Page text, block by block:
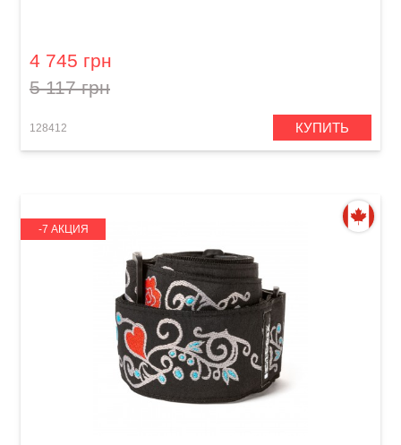
4 745 грн
5 117 грн
128412 КУПИТЬ
-7 АКЦИЯ